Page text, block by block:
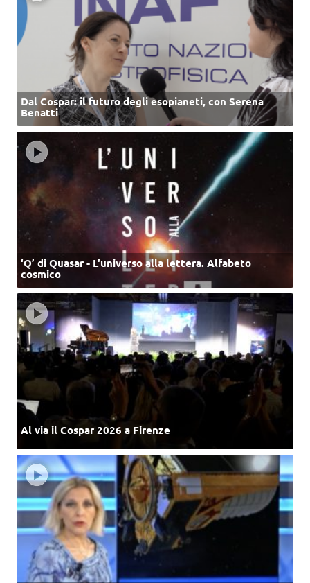
Dal Cospar: il futuro degli esopianeti, con Serena
Benatti
‘Q’ di Quasar - L'universo alla lettera. Alfabeto
cosmico
Al via il Cospar 2026 a Firenze